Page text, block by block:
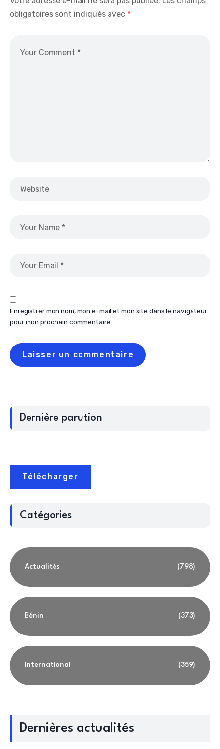
obligatoires sont indiqués avec *
Enregistrer mon nom, mon e-mail et mon site dans le navigateur
pour mon prochain commentaire.
Dernière parution
Télécharger
Catégories
Actualités (798)
Bénin (373)
International (359)
Dernières actualités